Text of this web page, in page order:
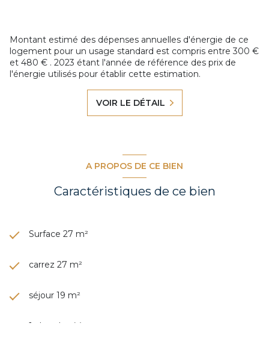
Montant estimé des dépenses annuelles d'énergie de ce
logement pour un usage standard est compris entre 300 €
et 480 € . 2023 étant l'année de référence des prix de
l'énergie utilisés pour établir cette estimation.
VOIR LE DÉTAIL
A PROPOS DE CE BIEN
Caractéristiques de ce bien
Surface 27 m²
carrez 27 m²
séjour 19 m²
1 chambre(s)